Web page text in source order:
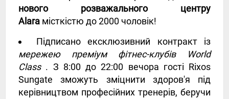
нового розважального центру
Alara місткістю до 2000 чоловік!
Підписано ексклюзивний контракт із
мережею преміум фітнес-клубів World
Class. З 8:00 до 22:00 вечора гості Rixos
Sungate зможуть зміцнити здоров'я під
керівництвом професійних тренерів, беручи